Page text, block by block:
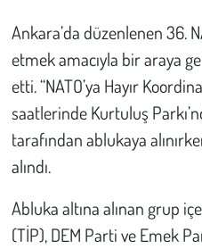
Ankara’da düzenlenen 36.
etmek amacıyla bir araya
etti. “NATO’ya Hayır
saatlerinde Kurtuluş
tarafından ablukaya
alındı.
Abluka altına alınan grup
(TİP), DEM Parti ve Emek
Bilim - Teknoloji
İnsan Hakları
Hayvan Hakları
Galeri